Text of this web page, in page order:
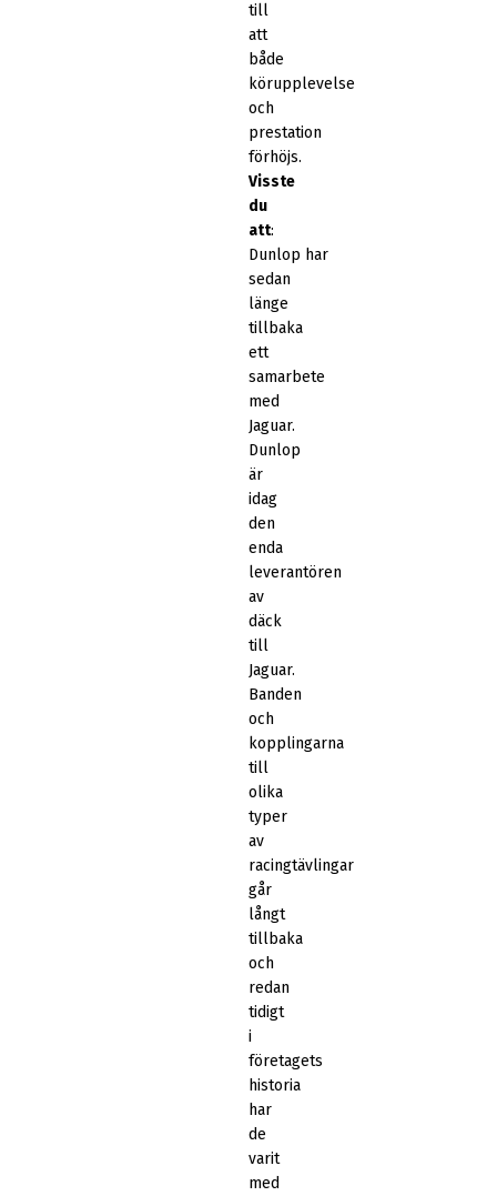
till
att
både
körupplevelse
och
prestation
förhöjs.
Visste
du
att:
Dunlop har
sedan
länge
tillbaka
ett
samarbete
med
Jaguar.
Dunlop
är
idag
den
enda
leverantören
av
däck
till
Jaguar.
Banden
och
kopplingarna
till
olika
typer
av
racingtävlingar
går
långt
tillbaka
och
redan
tidigt
i
företagets
historia
har
de
varit
med